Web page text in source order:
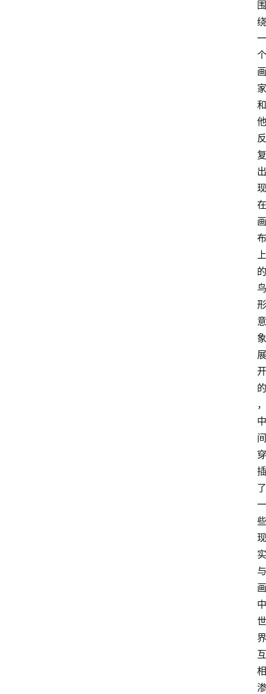
围
绕
一
个
画
家
和
他
反
复
出
现
在
画
布
上
的
鸟
形
意
象
展
开
的
，
中
间
穿
插
了
一
些
现
实
与
画
中
世
界
互
相
渗